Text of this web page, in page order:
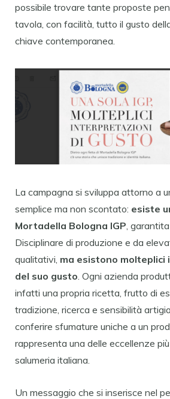
possibile trovare tante proposte
tavola, con facilità, tutto il gusto
chiave contemporanea.
La campagna si sviluppa attorno a
semplice ma non scontato: esiste
Mortadella Bologna IGP ,
Disciplinare di produzione e da
qualitativi, ma esistono
del suo gusto . Ogni azienda
infatti una propria ricetta, frutto di
tradizione, ricerca e sensibilità
conferire sfumature uniche a un
rappresenta una delle eccellenze
salumeria italiana.
Un messaggio che si inserisce nel